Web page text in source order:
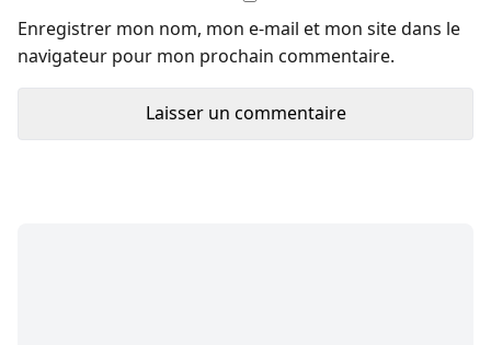
Enregistrer mon nom, mon e-mail et mon site dans le
navigateur pour mon prochain commentaire.